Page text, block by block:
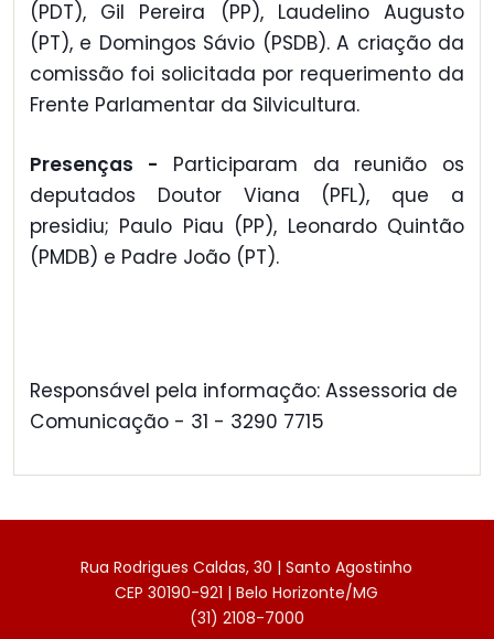
(PDT), Gil Pereira (PP), Laudelino Augusto
(PT), e Domingos Sávio (PSDB). A criação da
comissão foi solicitada por requerimento da
Frente Parlamentar da Silvicultura.
Presenças - Participaram da reunião os
deputados Doutor Viana (PFL), que a
presidiu; Paulo Piau (PP), Leonardo Quintão
(PMDB) e Padre João (PT).
Responsável pela informação: Assessoria de
Comunicação - 31 - 3290 7715
Rua Rodrigues Caldas, 30 | Santo Agostinho
CEP 30190-921 | Belo Horizonte/MG
(31) 2108-7000